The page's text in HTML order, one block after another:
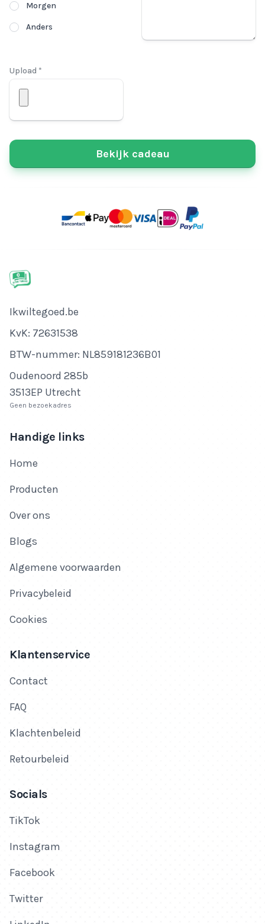
Morgen
Anders
Upload *
Bekijk cadeau
Bedrijfsnaam
Ikwiltegoed.be
KvK-nummer
KvK: 72631538
Btw-nummer
BTW-nummer: NL859181236B01
Adres
Oudenoord 285b
3513EP Utrecht
Geen bezoekadres
Handige links
Home
Producten
Over ons
Blogs
Algemene voorwaarden
Privacybeleid
Cookies
Klantenservice
Contact
FAQ
Klachtenbeleid
Retourbeleid
Socials
TikTok
Instagram
Facebook
Twitter